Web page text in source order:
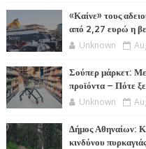
«Καίνε» τους
από 2,27 ευρώ η
Unknown
Σούπερ μάρκετ:
προϊόντα – Πότε
Unknown
Δήμος Αθηναίων:
κινδύνου